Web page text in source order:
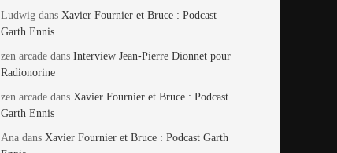
Ludwig dansXavier Fournier et Bruce : Podcast
Garth Ennis
zen arcade dansInterview Jean-Pierre Dionnet pour
Radionorine
zen arcade dansXavier Fournier et Bruce : Podcast
Garth Ennis
Ana dansXavier Fournier et Bruce : Podcast Garth